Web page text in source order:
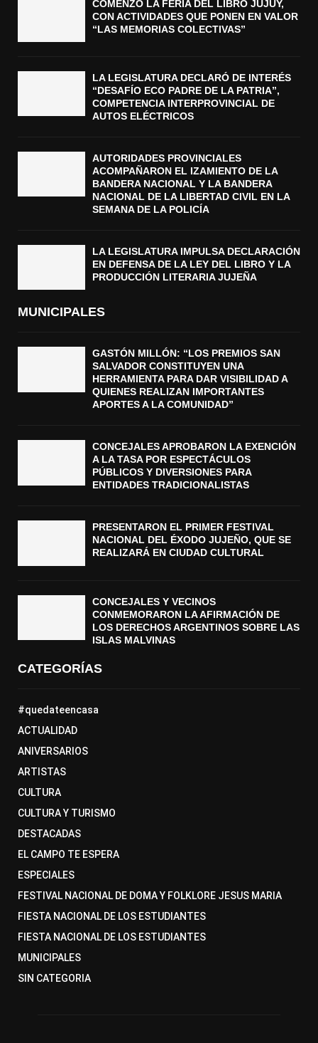
COMENZÓ LA FERIA DEL LIBRO JUJUY,
CON ACTIVIDADES QUE PONEN EN VALOR
“LAS MEMORIAS COLECTIVAS”
LA LEGISLATURA DECLARÓ DE INTERÉS
“DESAFÍO ECO PADRE DE LA PATRIA”,
COMPETENCIA INTERPROVINCIAL DE
AUTOS ELÉCTRICOS
AUTORIDADES PROVINCIALES
ACOMPAÑARON EL IZAMIENTO DE LA
BANDERA NACIONAL Y LA BANDERA
NACIONAL DE LA LIBERTAD CIVIL EN LA
SEMANA DE LA POLICÍA
LA LEGISLATURA IMPULSA DECLARACIÓN
EN DEFENSA DE LA LEY DEL LIBRO Y LA
PRODUCCIÓN LITERARIA JUJEÑA
MUNICIPALES
GASTÓN MILLÓN: “LOS PREMIOS SAN
SALVADOR CONSTITUYEN UNA
HERRAMIENTA PARA DAR VISIBILIDAD A
QUIENES REALIZAN IMPORTANTES
APORTES A LA COMUNIDAD”
CONCEJALES APROBARON LA EXENCIÓN
A LA TASA POR ESPECTÁCULOS
PÚBLICOS Y DIVERSIONES PARA
ENTIDADES TRADICIONALISTAS
PRESENTARON EL PRIMER FESTIVAL
NACIONAL DEL ÉXODO JUJEÑO, QUE SE
REALIZARÁ EN CIUDAD CULTURAL
CONCEJALES Y VECINOS
CONMEMORARON LA AFIRMACIÓN DE
LOS DERECHOS ARGENTINOS SOBRE LAS
ISLAS MALVINAS
CATEGORÍAS
#quedateencasa
ACTUALIDAD
ANIVERSARIOS
ARTISTAS
CULTURA
CULTURA Y TURISMO
DESTACADAS
EL CAMPO TE ESPERA
ESPECIALES
FESTIVAL NACIONAL DE DOMA Y FOLKLORE JESUS MARIA
FIESTA NACIONAL DE LOS ESTUDIANTES
FIESTA NACIONAL DE LOS ESTUDIANTES
MUNICIPALES
SIN CATEGORIA